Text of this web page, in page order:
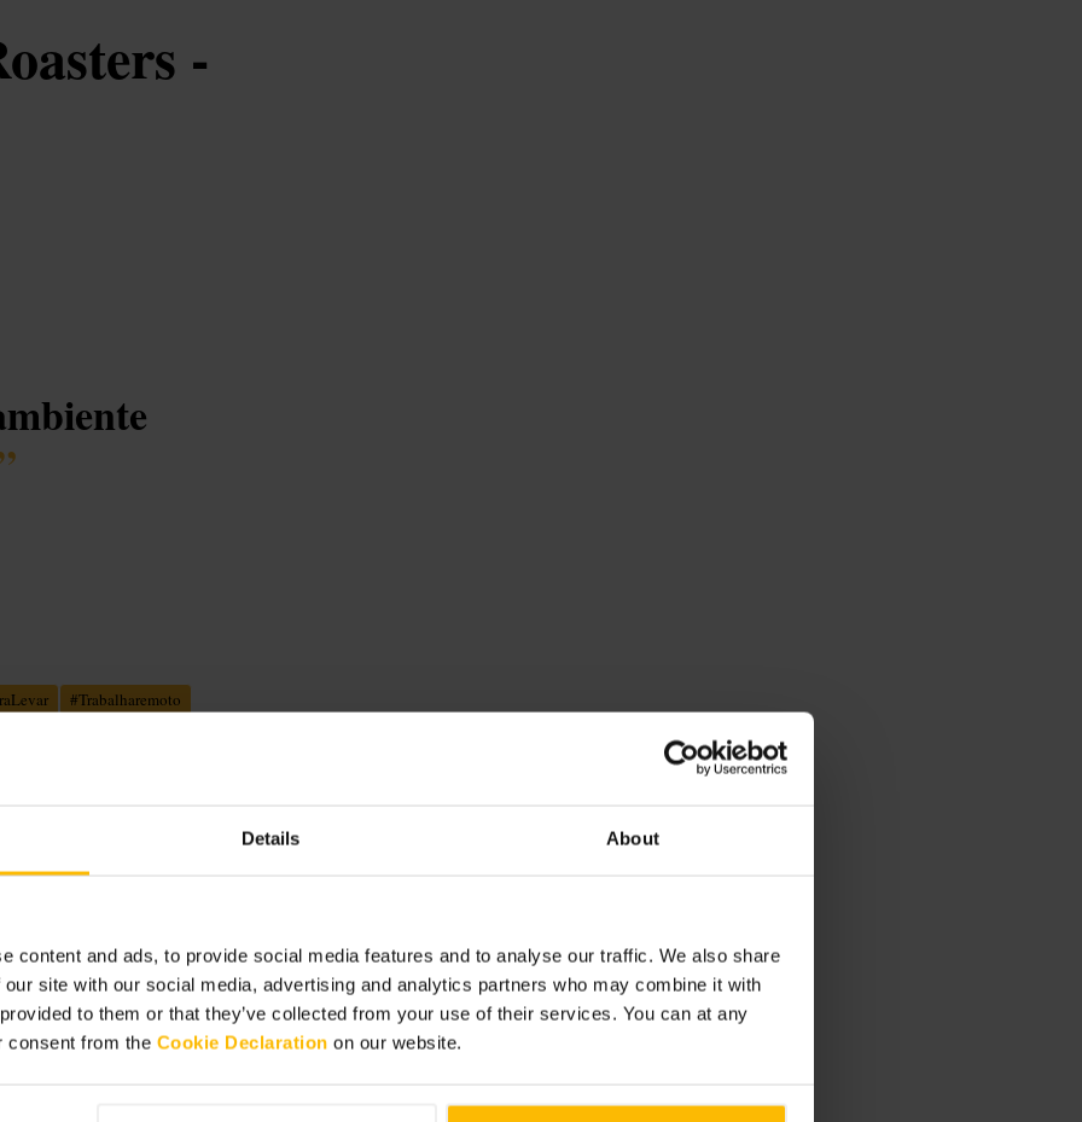
Details About
content and ads, to provide social media features and to analyse our traffic. We also share
site with our social media, advertising and analytics partners who may combine it with
to them or that they’ve collected from your use of their services. You can at any
consent from the Cookie Declaration on our website.
-
#Trabalharemoto
opções para pequeno-almoço ou
Ambiente informal, com